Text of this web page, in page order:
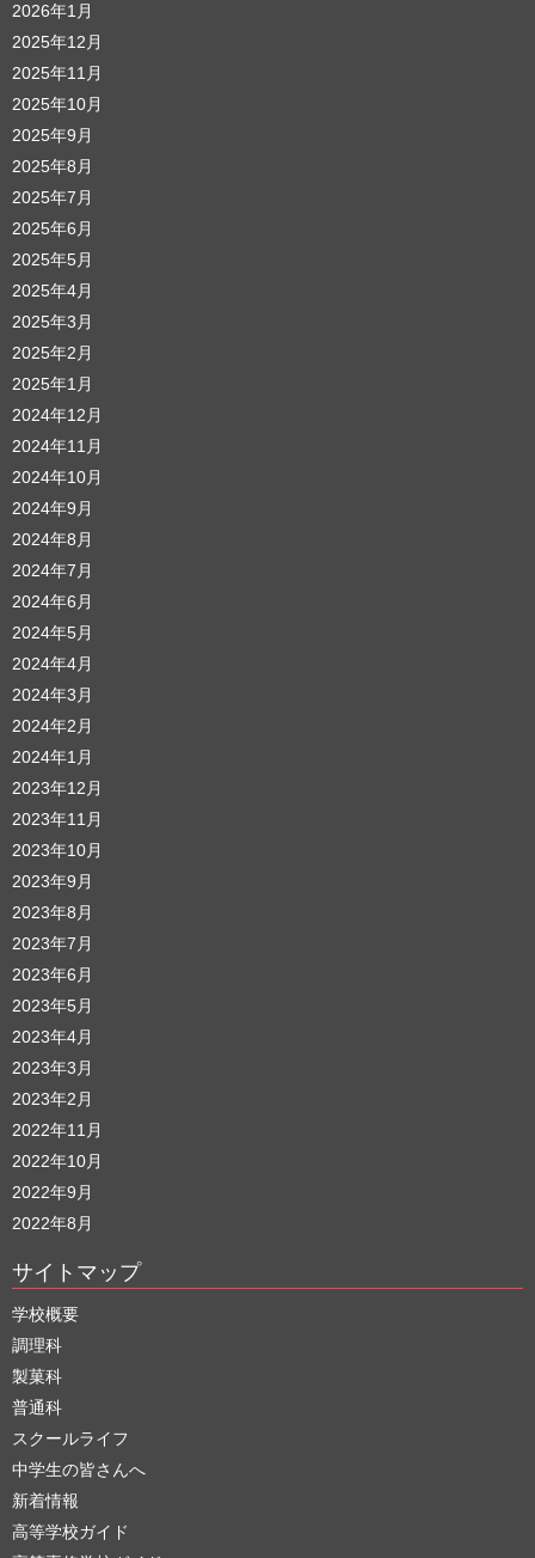
2026年1月
2025年12月
2025年11月
2025年10月
2025年9月
2025年8月
2025年7月
2025年6月
2025年5月
2025年4月
2025年3月
2025年2月
2025年1月
2024年12月
2024年11月
2024年10月
2024年9月
2024年8月
2024年7月
2024年6月
2024年5月
2024年4月
2024年3月
2024年2月
2024年1月
2023年12月
2023年11月
2023年10月
2023年9月
2023年8月
2023年7月
2023年6月
2023年5月
2023年4月
2023年3月
2023年2月
2022年11月
2022年10月
2022年9月
2022年8月
サイトマップ
学校概要
調理科
製菓科
普通科
スクールライフ
中学生の皆さんへ
新着情報
高等学校ガイド